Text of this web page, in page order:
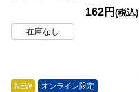
ね にくきゅうフィナン
シェ 塩キャラメル1個
162円(税込)
在庫なし
NEW オンライン限定